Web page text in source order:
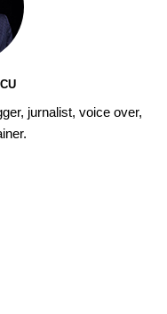
jurnalist, voice over,